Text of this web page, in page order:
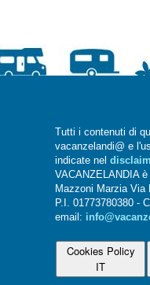
Tutti i contenuti di
vacanzelandi@ e
indicate nel
VACANZELANDIA
Mazzoni Marzia Via
P.I. 01773780380 -
email:
Cookies Policy
IT